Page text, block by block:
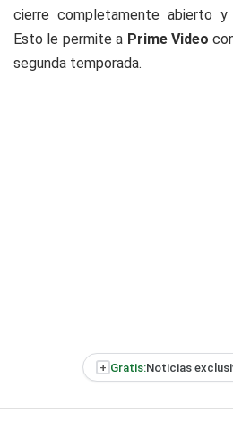
cierre completamente abierto y
Esto le permite a Prime Video
segunda temporada.
+ Gratis:Noticias